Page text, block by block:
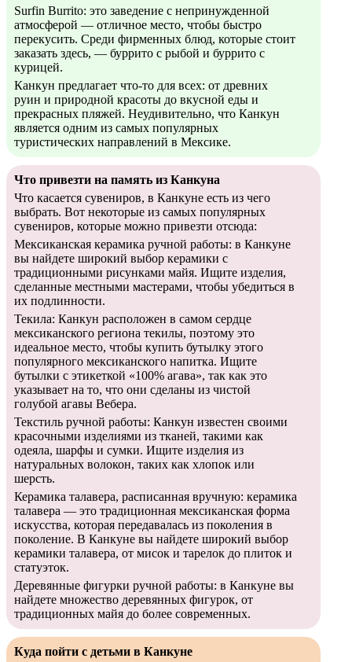
Surfin Burrito: это заведение с непринужденной
атмосферой — отличное место, чтобы быстро
перекусить. Среди фирменных блюд, которые стоит
заказать здесь, — буррито с рыбой и буррито с
курицей.
Канкун предлагает что-то для всех: от древних
руин и природной красоты до вкусной еды и
прекрасных пляжей. Неудивительно, что Канкун
является одним из самых популярных
туристических направлений в Мексике.
Что привезти на память из Канкуна
Что касается сувениров, в Канкуне есть из чего
выбрать. Вот некоторые из самых популярных
сувениров, которые можно привезти отсюда:
Мексиканская керамика ручной работы: в Канкуне
вы найдете широкий выбор керамики с
традиционными рисунками майя. Ищите изделия,
сделанные местными мастерами, чтобы убедиться в
их подлинности.
Текила: Канкун расположен в самом сердце
мексиканского региона текилы, поэтому это
идеальное место, чтобы купить бутылку этого
популярного мексиканского напитка. Ищите
бутылки с этикеткой «100% агава», так как это
указывает на то, что они сделаны из чистой
голубой агавы Вебера.
Текстиль ручной работы: Канкун известен своими
красочными изделиями из тканей, такими как
одеяла, шарфы и сумки. Ищите изделия из
натуральных волокон, таких как хлопок или
шерсть.
Керамика талавера, расписанная вручную: керамика
талавера — это традиционная мексиканская форма
искусства, которая передавалась из поколения в
поколение. В Канкуне вы найдете широкий выбор
керамики талавера, от мисок и тарелок до плиток и
статуэток.
Деревянные фигурки ручной работы: в Канкуне вы
найдете множество деревянных фигурок, от
традиционных майя до более современных.
Куда пойти с детьми в Канкуне